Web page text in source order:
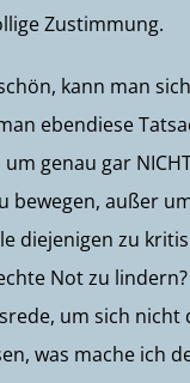
Zustimmung.
kann man
ebendiese
genau gar
bewegen, außer
diejenigen zu
Not zu lindern?
um sich nicht
was mache ich